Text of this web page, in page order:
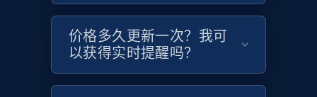
Home Depot US - Gather data on products
using specified keywords
价格多久更新一次？我可
以获得实时提醒吗？